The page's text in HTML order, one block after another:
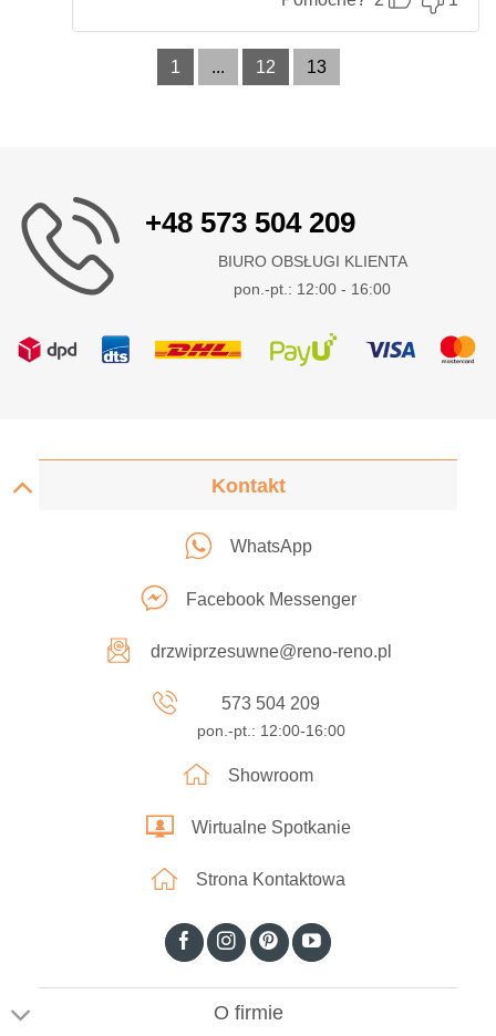
1 ... 12 13
+48 573 504 209
BIURO OBSŁUGI KLIENTA
pon.-pt.: 12:00 - 16:00
Kontakt
WhatsApp
Facebook Messenger
drzwiprzesuwne@reno-reno.pl
573 504 209
pon.-pt.: 12:00-16:00
Showroom
Wirtualne Spotkanie
Strona Kontaktowa
O firmie